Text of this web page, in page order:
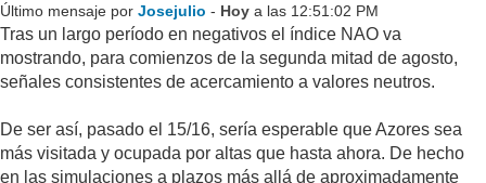
Último mensaje por Josejulio - Hoy a las 12:51:02 PM
Tras un largo período en negativos el índice NAO va
mostrando, para comienzos de la segunda mitad de agosto,
señales consistentes de acercamiento a valores neutros.
De ser así, pasado el 15/16, sería esperable que Azores sea
más visitada y ocupada por altas que hasta ahora. De hecho
en las simulaciones a plazos más allá de aproximadamente